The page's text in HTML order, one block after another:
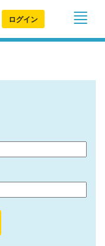
ログイン